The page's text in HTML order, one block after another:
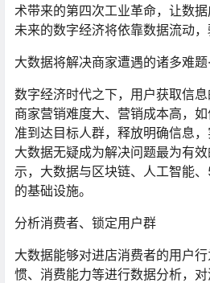
术带来的第四次工业革命，让数据
未来的数字经济将依靠数据流动，
大数据将解决商家遭遇的诸多难题·
数字经济时代之下，用户获取信
商家营销难度大、营销成本高，
准到达目标人群，释放明确信息，
大数据无疑成为解决问题最为有
示，大数据与区块链、人工智能
的基础设施。
分析消费者、锁定用户群
大数据能够对进店消费者的用户
惯、消费能力等进行数据分析，对